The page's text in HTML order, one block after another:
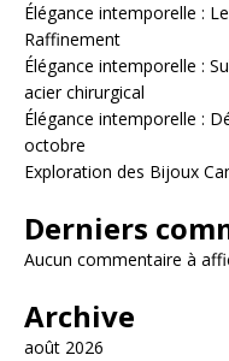
Élégance intemporelle :
Raffinement
Élégance intemporelle :
acier chirurgical
Élégance intemporelle :
octobre
Exploration des Bijoux
Derniers
Aucun commentaire à
Archive
août 2026